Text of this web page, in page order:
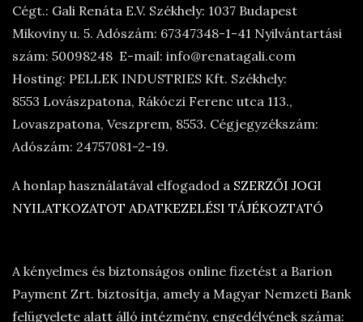
Cégt.: Gali Renáta E.V. Székhely: 1037 Budapest
Mikoviny u. 5. Adószám: 67347348-1-41 Nyilvántartási
szám: 50098248 E-mail: info@renatagali.com
Hosting: PELLEK INDUSTRIES Kft. Székhely:
8553 Lovászpatona, Rákóczi Ferenc utca 113.,
Lovaszpatona, Veszprem, 8553. Cégjegyzékszám:
Adószám: 24757081-2-19.
A honlap használatával elfogadod a SZERZŐI JOGI
NYILATKOZATOT ADATKEZELÉSI TÁJÉKOZTATÓ
A kényelmes és biztonságos online fizetést a Barion
Payment Zrt. biztosítja, amely a Magyar Nemzeti Bank
felügyelete alatt álló intézmény, engedélyének száma: